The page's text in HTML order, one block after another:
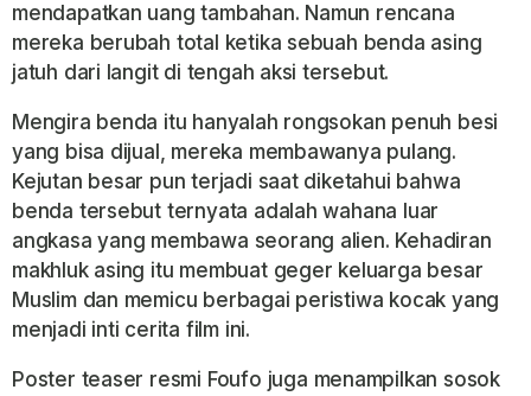
mendapatkan uang tambahan. Namun rencana
mereka berubah total ketika sebuah benda asing
jatuh dari langit di tengah aksi tersebut.
Mengira benda itu hanyalah rongsokan penuh besi
yang bisa dijual, mereka membawanya pulang.
Kejutan besar pun terjadi saat diketahui bahwa
benda tersebut ternyata adalah wahana luar
angkasa yang membawa seorang alien. Kehadiran
makhluk asing itu membuat geger keluarga besar
Muslim dan memicu berbagai peristiwa kocak yang
menjadi inti cerita film ini.
Poster teaser resmi Foufo juga menampilkan sosok